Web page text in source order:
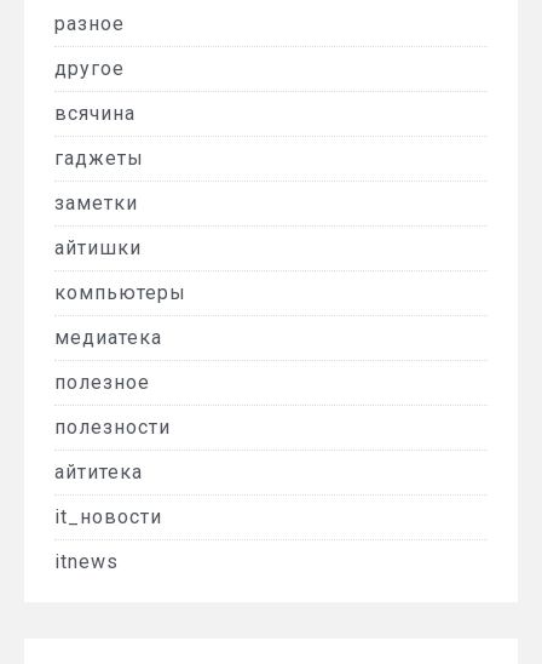
разное
другое
всячина
гаджеты
заметки
айтишки
компьютеры
медиатека
полезное
полезности
айтитека
it_новости
itnews